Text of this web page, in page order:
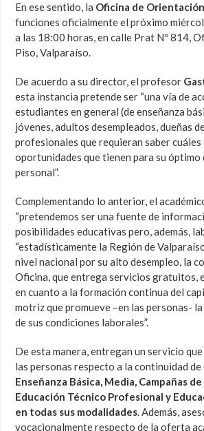
En ese sentido, la Oficina de Orientación
funciones oficialmente el próximo
a las 18:00 horas, en calle Prat Nº 814,
Piso, Valparaíso.
De acuerdo a su director, el profesor
esta instancia pretende ser “una vía de
estudiantes en general (de enseñanza
jóvenes, adultos desempleados, dueñas
profesionales que requieran saber cuáles
oportunidades que tienen para su
personal”.
Complementando lo anterior, el
“pretendemos ser una fuente de
posibilidades educativas pero, además,
“estadísticamente la Región de
nivel nacional por su alto desempleo, la
Oficina, que entrega servicios gratuitos,
en cuanto a la formación continua del
motriz que promueve –en las personas-
de sus condiciones laborales”.
De esta manera, entregan un servicio
las personas respecto a la continuidad de
Enseñanza Básica, Media, Campañas
Educación Técnico Profesional y
en todas sus modalidades. Además,
vocacionalmente respecto de la oferta